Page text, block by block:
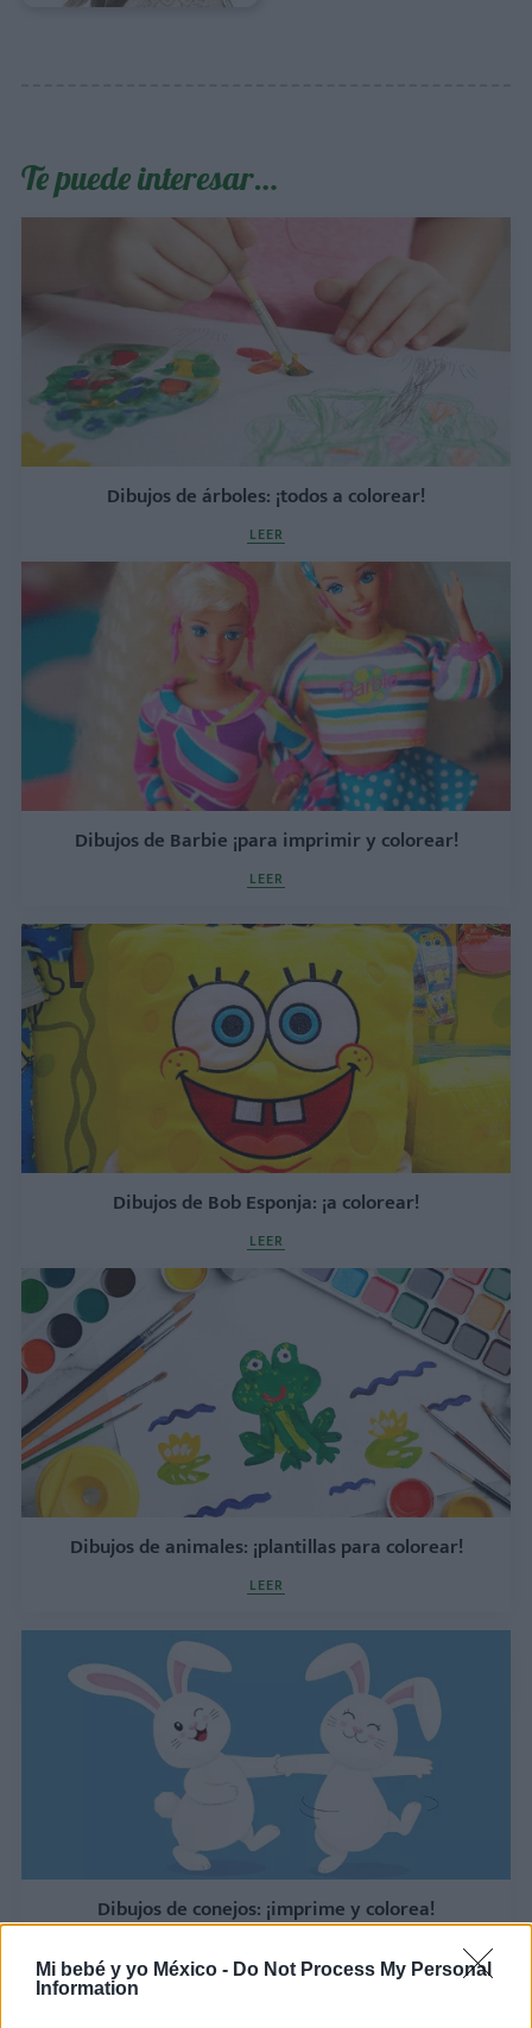
Mi bebé y yo México - Do Not Process My Personal
Information
Te puede interesar…
Dibujos de árboles: ¡todos a colorear!
LEER
Dibujos de Barbie ¡para imprimir y colorear!
LEER
Dibujos de Bob Esponja: ¡a colorear!
LEER
Dibujos de animales: ¡plantillas para colorear!
LEER
Dibujos de conejos: ¡imprime y colorea!